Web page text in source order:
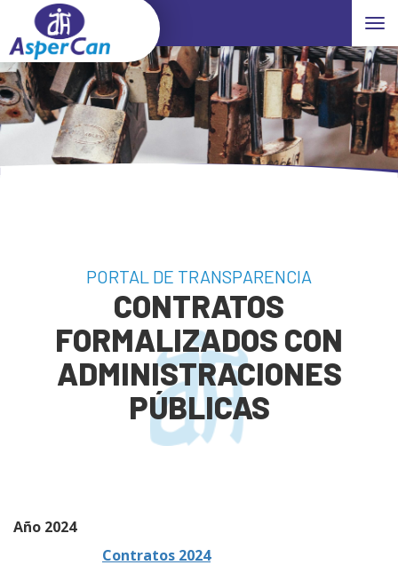
PORTAL DE TRANSPARENCIA
CONTRATOS
FORMALIZADOS CON
ADMINISTRACIONES
PÚBLICAS
Año 2024
Contratos 2024